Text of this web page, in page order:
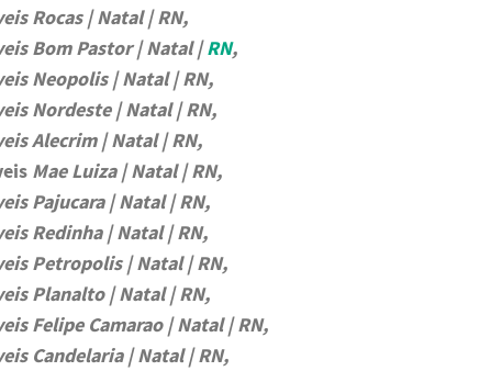
Rocas | Natal | RN,
Bom Pastor | Natal |RN,
Neopolis | Natal | RN,
Nordeste | Natal | RN,
Alecrim | Natal | RN,
Mae Luiza | Natal | RN,
Pajucara | Natal | RN,
Redinha | Natal | RN,
Petropolis | Natal | RN,
Planalto | Natal | RN,
Felipe Camarao | Natal | RN,
Candelaria | Natal | RN,